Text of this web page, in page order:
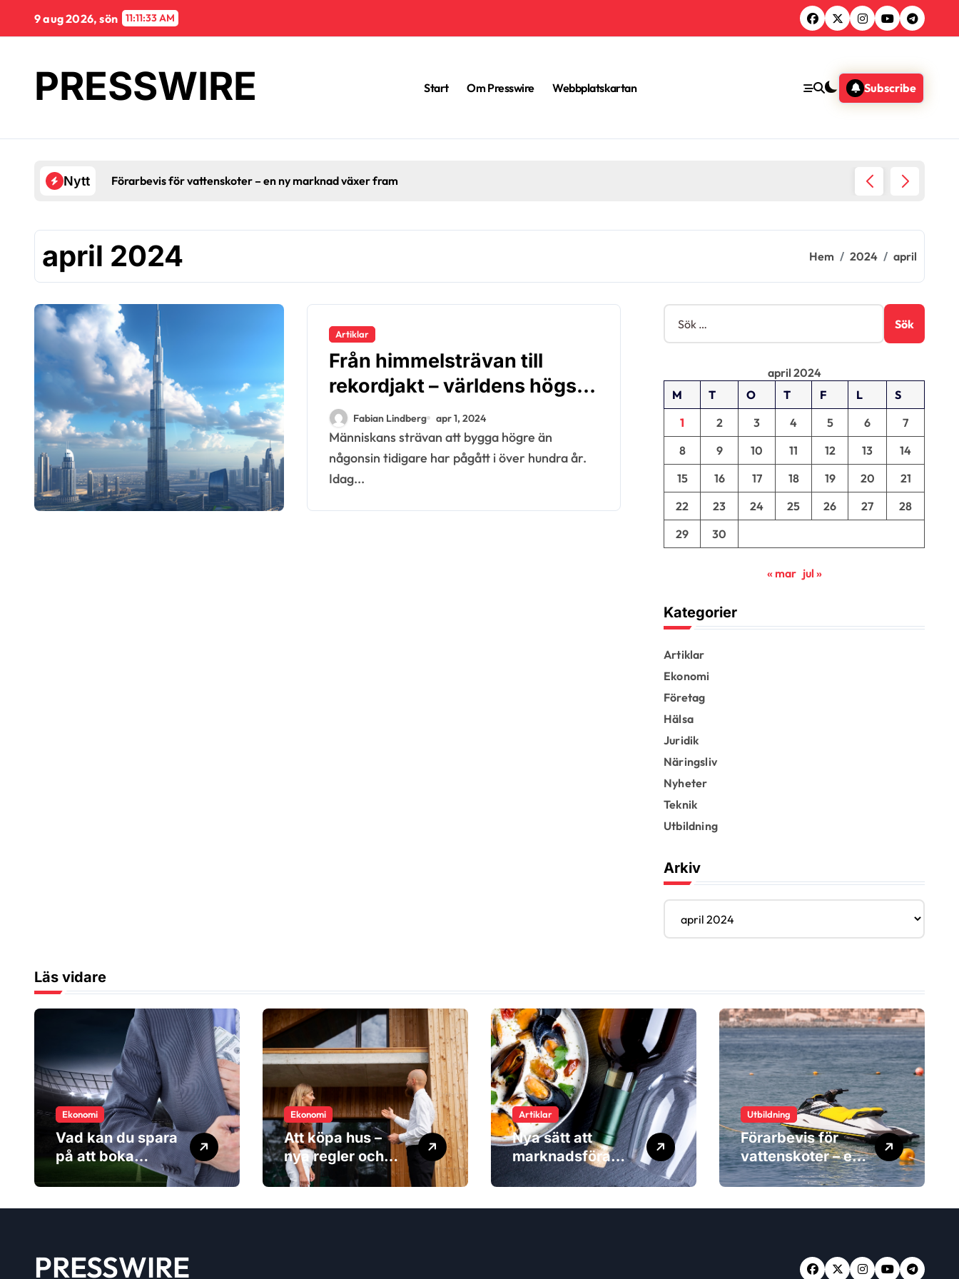
innehåll
9 aug 2026, sön 11:11:34 AM
PRESSWIRE Start Om Presswire Webbplatskartan Subscribe
Nytt Förarbevis för vattenskoter – en ny marknad växer fram
april 2024 Hem 2024 april
Artiklar
Från himmelsträvan till
rekordjakt – världens högsta
byggnader
Fabian Lindberg apr 1, 2024
Människans strävan att bygga högre än
någonsin tidigare har pågått i över hundra år.
Idag...
S
k
e
:
april 2024
M
T O T F L
S
1
2 3 4 5 6
7
8
9 10 11 12 13
14
15
16 17 18 19 20
21
22
23 24 25 26 27
28
29
30
« mar jul »
Kategorier
Artiklar
Ekonomi
Företag
Hälsa
Juridik
Näringsliv
Nyheter
Teknik
Utbildning
Arkiv
A
k
Läs vidare
Ekonomi
Vad kan du spara
på att boka
sportresan via en
Ekonomi
Att köpa hus –
nya regler och
kostnaderna du
Artiklar
Nya sätt att
marknadsföra
produkter – när
viktigare än
Utbildning
Förarbevis för
vattenskoter – en
ny marknad växer
PRESSWIRE